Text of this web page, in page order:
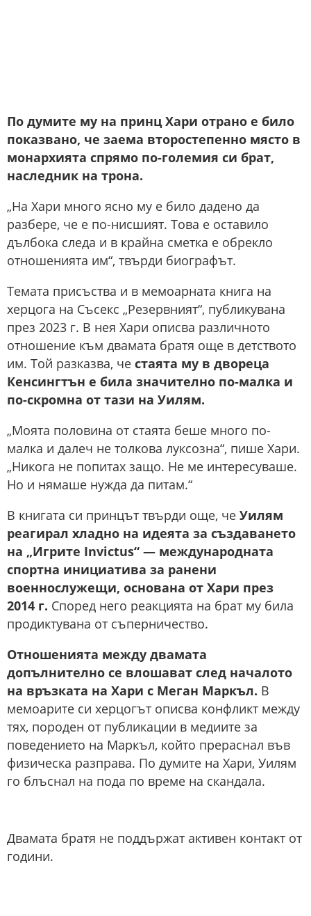
По думите му на принц Хари отрано е било
показвано, че заема второстепенно място в
монархията спрямо по-големия си брат,
наследник на трона.
„На Хари много ясно му е било дадено да
разбере, че е по-нисшият. Това е оставило
дълбока следа и в крайна сметка е обрекло
отношенията им“, твърди биографът.
Темата присъства и в мемоарната книга на
херцога на Съсекс „Резервният“, публикувана
през 2023 г. В нея Хари описва различното
отношение към двамата братя още в детството
им. Той разказва, че стаята му в двореца
Кенсингтън е била значително по-малка и
по-скромна от тази на Уилям.
„Моята половина от стаята беше много по-
малка и далеч не толкова луксозна“, пише Хари.
„Никога не попитах защо. Не ме интересуваше.
Но и нямаше нужда да питам.“
В книгата си принцът твърди още, че Уилям
реагирал хладно на идеята за създаването
на „Игрите Invictus“ — международната
спортна инициатива за ранени
военнослужещи, основана от Хари през
2014 г. Според него реакцията на брат му била
продиктувана от съперничество.
Отношенията между двамата
допълнително се влошават след началото
на връзката на Хари с Меган Маркъл. В
мемоарите си херцогът описва конфликт между
тях, породен от публикации в медиите за
поведението на Маркъл, който прераснал във
физическа разправа. По думите на Хари, Уилям
го блъснал на пода по време на скандала.
Двамата братя не поддържат активен контакт от
години.